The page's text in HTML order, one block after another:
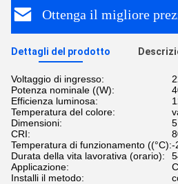
Ottenga il migliore
Dettagli del prodotto
Voltaggio di ingresso:
Potenza nominale ((W):
Efficienza luminosa:
Temperatura del colore:
Dimensioni:
CRI:
Temperatura di funzionamento ((°C):-
Durata della vita lavorativa (orario):
Applicazione:
Installi il metodo: